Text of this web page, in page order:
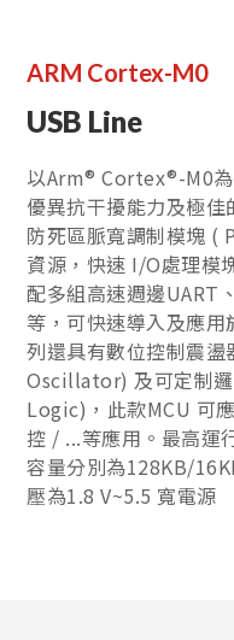
ARM Cortex-M0
USB Line
以Arm® Cortex®-M0
優異抗干擾能力及極
防死區脈寬調制模塊 (
資源，快速 I/O處理模
配多組高速週邊UART
等，可快速導入及應
列還具有數位控制震
Oscillator) 及可定制
Logic)，此款MCU 可
控 / ...等應用。最高運
容量分別為128KB/
壓為1.8 V~5.5 寬電源